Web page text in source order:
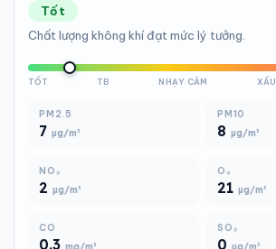
Tốt
Chất lượng không khí đạt mức lý tưởng.
TỐT TB NHẠY CẢM XẤU
PM2.5
7 µg/m³
PM10
8 µg/m³
NO₂
2 µg/m³
O₃
21 µg/m³
CO
0.3
SO₂
0